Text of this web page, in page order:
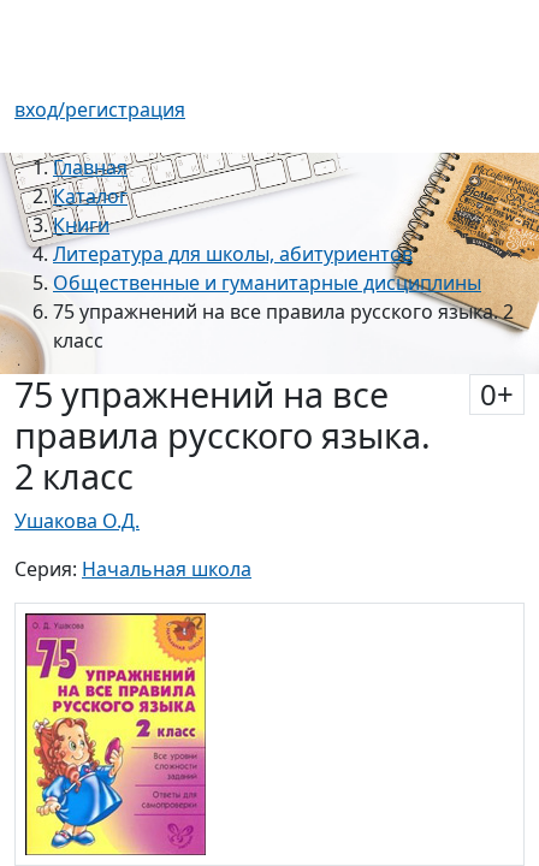
вход/регистрация
Главная
Каталог
Книги
Литература для школы, абитуриентов
Общественные и гуманитарные дисциплины
75 упражнений на все правила русского языка. 2
класс
75 упражнений на все
правила русского языка.
2 класс
0+
Ушакова О.Д.
Серия: Начальная школа